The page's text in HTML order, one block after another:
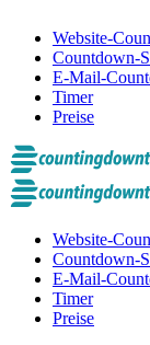
Website-
Countdown-
E-Mail-
Timer
Preise
Website-
Countdown-
E-Mail-
Timer
Preise